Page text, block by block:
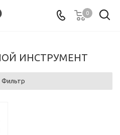
0
ИНСТРУМЕНТ
Фильтр